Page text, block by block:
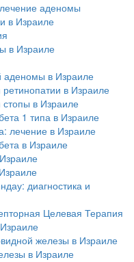
аденомы
в Израиле
в Израиле
аденомы в Израиле
в Израиле
стопы в Израиле
1 типа в Израиле
лечение в Израиле
в Израиле
диагностика и
Целевая Терапия
железы в Израиле
в Израиле